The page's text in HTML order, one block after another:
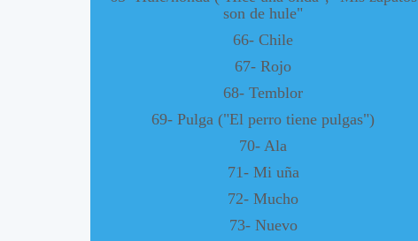
son de hule"
66- Chile
67- Rojo
68- Temblor
69- Pulga ("El perro tiene pulgas")
70- Ala
71- Mi uña
72- Mucho
73- Nuevo